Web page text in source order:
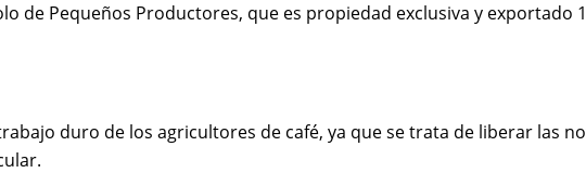
de Pequeños Productores, que es propiedad exclusiva y exportado
duro de los agricultores de café, ya que se trata de liberar las